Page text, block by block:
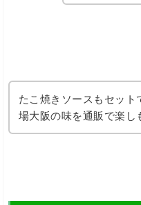
たこ焼きソースもセット
場大阪の味を通販で楽し